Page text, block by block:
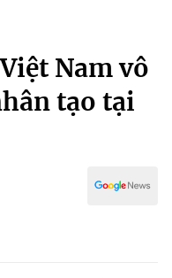
Nam vô
tạo tại